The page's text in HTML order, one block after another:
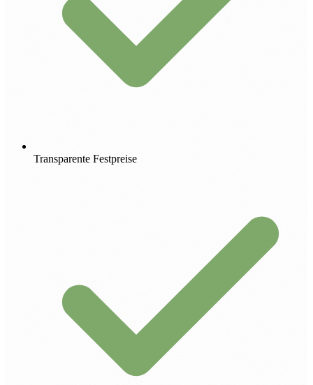
Transparente Festpreise